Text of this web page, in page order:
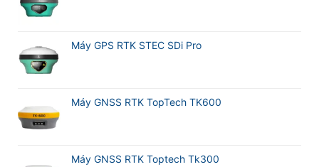
Máy GPS RTK STEC SDi Pro
Máy GNSS RTK TopTech TK600
Máy GNSS RTK Toptech Tk300